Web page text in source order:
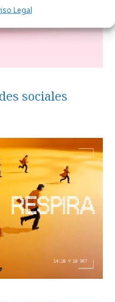
Legal
sociales